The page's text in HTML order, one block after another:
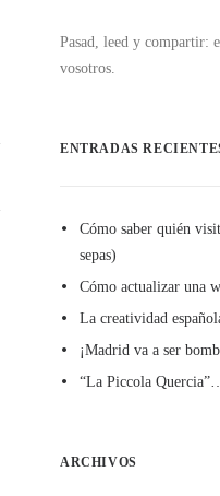
Pasad, leed y compartir:
vosotros.
ENTRADAS
Cómo saber quién
sepas)
Cómo actualizar una
La creatividad
¡Madrid va a ser
“La Piccola
ARCHIVOS